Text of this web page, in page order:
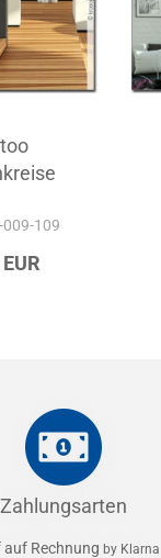
009-109
Zahlungsarten
auf Rechnung by Klarna